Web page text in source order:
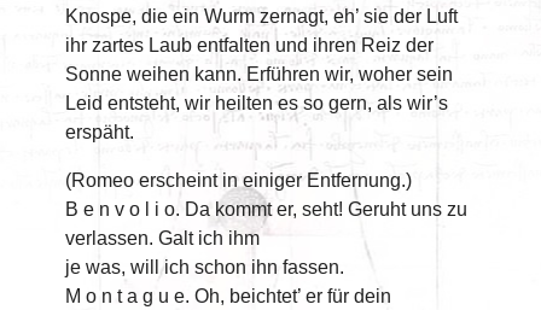
Knospe, die ein Wurm zernagt, eh’ sie der Luft
ihr zartes Laub entfalten und ihren Reiz der
Sonne weihen kann. Erführen wir, woher sein
Leid entsteht, wir heilten es so gern, als wir’s
erspäht.
(Romeo erscheint in einiger Entfernung.)
B e n v o l i o. Da kommt er, seht! Geruht uns zu
verlassen. Galt ich ihm
je was, will ich schon ihn fassen.
M o n t a g u e. Oh, beichtet’ er für dein